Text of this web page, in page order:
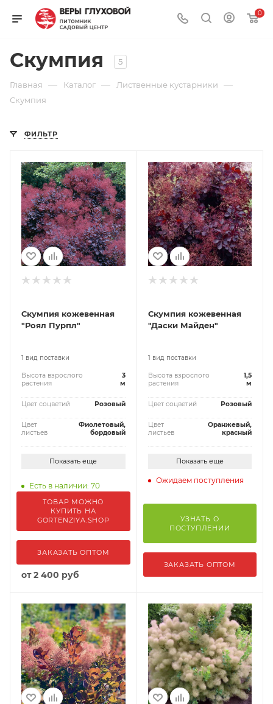
0
Скумпия 5
Главная — Каталог — Лиственные кустарники —
Скумпия
ФИЛЬТР
Скумпия кожевенная
"Роял Пурпл"
1 вид поставки
Высота взрослого
растения
3
м
Цвет соцветий Розовый
Цвет
листьев
Фиолетовый,
бордовый
Показать еще
Есть в наличии: 70
ТОВАР МОЖНО
КУПИТЬ НА
GORTENZIYA.SHOP
ЗАКАЗАТЬ ОПТОМ
от2 400 руб
Скумпия кожевенная
"Даски Майден"
1 вид поставки
Высота взрослого
растения
1,5
м
Цвет соцветий Розовый
Цвет
листьев
Оранжевый,
красный
Показать еще
Ожидаем поступления
УЗНАТЬ О
ПОСТУПЛЕНИИ
ЗАКАЗАТЬ ОПТОМ